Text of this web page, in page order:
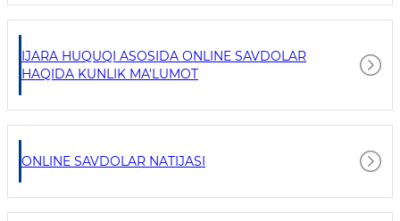
IJARA HUQUQI ASOSIDA ONLINE SAVDOLAR
HAQIDA KUNLIK MA'LUMOT
ONLINE SAVDOLAR NATIJASI